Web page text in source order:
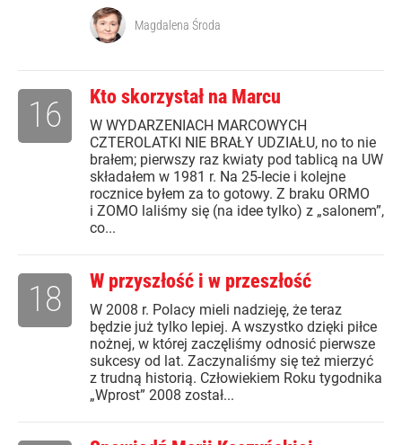
Magdalena Środa
Kto skorzystał na Marcu
W WYDARZENIACH MARCOWYCH
CZTEROLATKI NIE BRAŁY UDZIAŁU, no to nie
brałem; pierwszy raz kwiaty pod tablicą na UW
składałem w 1981 r. Na 25-lecie i kolejne
rocznice byłem za to gotowy. Z braku ORMO
i ZOMO laliśmy się (na idee tylko) z „salonem”,
co...
16
W przyszłość i w przeszłość
W 2008 r. Polacy mieli nadzieję, że teraz
będzie już tylko lepiej. A wszystko dzięki piłce
nożnej, w której zaczęliśmy odnosić pierwsze
sukcesy od lat. Zaczynaliśmy się też mierzyć
z trudną historią. Człowiekiem Roku tygodnika
„Wprost” 2008 został...
18